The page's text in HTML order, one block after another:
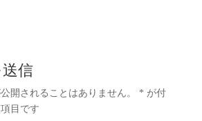
信
開されることはありません。 * が付
目です